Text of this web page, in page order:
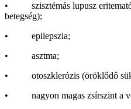
• szisztémás lupusz
betegség);
• epilepszia;
• asztma;
• otoszklerózis (öröklődő
• nagyon magas zsírszint a